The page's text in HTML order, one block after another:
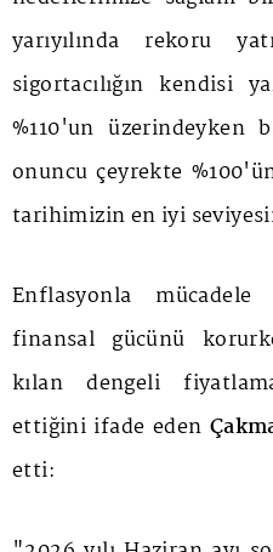
yarıyılında rekoru
sigortacılığın kendisi
%110'un üzerindeyken
onuncu çeyrekte
tarihimizin en iyi
Enflasyonla
finansal gücünü
kılan dengeli
ettiğini ifade eden
etti: